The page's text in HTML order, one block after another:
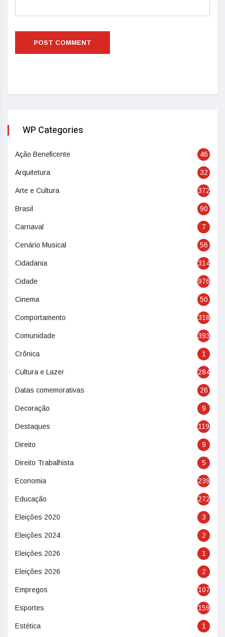
WP Categories
Ação Beneficente 46
Arquitetura 32
Arte e Cultura 372
Brasil 90
Carnaval 7
Cenário Musical 56
Cidadania 314
Cidade 976
Cinema 50
Comportamento 318
Comunidade 393
Crônica 1
Cultura e Lazer 284
Datas comemorativas 26
Decoração 9
Destaques 119
Direito 9
Direito Trabalhista 5
Economia 239
Educação 272
Eleições 2020 3
Eleições 2024 2
Eleições 2026 1
Eleições 2026 2
Empregos 107
Esportes 159
Estética 1